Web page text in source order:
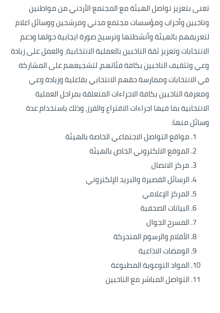
تعنى بتعزيز تواصل الهيئة مع المجتمع الأردني من مواطنين
وناخبين وأحزاب ومؤسسات مجتمع مدني ومرشحين ووسائل اعلام
لتعريفهم بالهيئة وأنشطتها وترسيخ صورة ايجابية حولها ودعم
الانتخابات وتعزيز ثقة الناخبين بالعملية الانتخابية، والعمل على زيادة
وعي وتثقيف الناخبين بكافة فئاتهم، لتشجيعهم على المشاركة
في الانتخابات وممارسة حقهم الانتخابي بفاعلية وزيادة وعي
ومعرفة الناخبين بكافة الاجراءات المتعلقة بمراحل العملية
الانتخابية بما فيها اجراءات الاقتراع والفرز، وذلك باستخدام عدة
وسائل منها:
مواقع التواصل الاجتماعي الخاصة بالهيئة
الموقع الالكتروني الخاص بالهيئة
مركز الاتصال
الرسائل القصيرة والبريد الإلكتروني
المركز الإعلامي
البيانات الصحفية
المسرح الجوال
الأفلام والرسوم المتحركة
الومضات الاذاعية
المواد التوعوية المطبوعة
التواصل المباشر مع الناخبين